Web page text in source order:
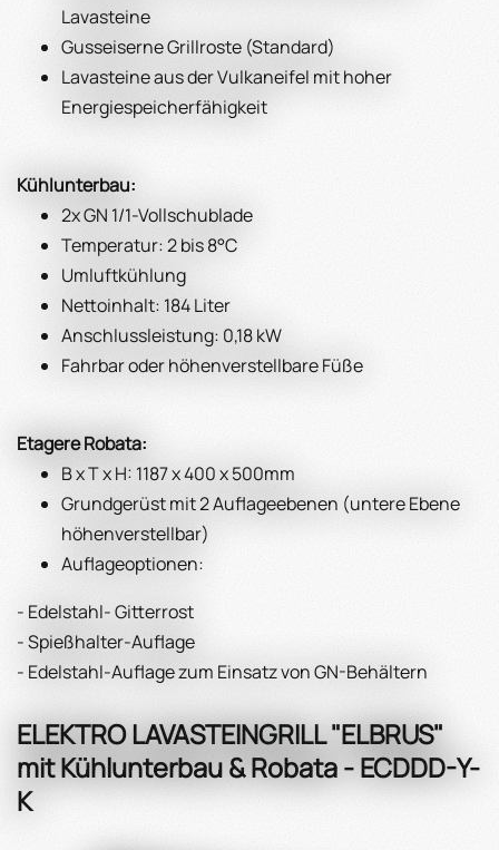
Lavasteine
Gusseiserne Grillroste (Standard)
Lavasteine aus der Vulkaneifel mit hoher
Energiespeicherfähigkeit
Kühlunterbau:
2x GN 1/1-Vollschublade
Temperatur: 2 bis 8°C
Umluftkühlung
Nettoinhalt: 184 Liter
Anschlussleistung: 0,18 kW
Fahrbar oder höhenverstellbare Füße
Etagere Robata:
B x T x H: 1187 x 400 x 500mm
Grundgerüst mit 2 Auflageebenen (untere Ebene
höhenverstellbar)
Auflageoptionen:
- Edelstahl- Gitterrost
- Spießhalter-Auflage
- Edelstahl-Auflage zum Einsatz von GN-Behältern
ELEKTRO LAVASTEINGRILL "ELBRUS"
mit Kühlunterbau & Robata - ECDDD-Y-
K